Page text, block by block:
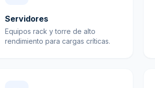
Servidores
Equipos rack y torre de alto
rendimiento para cargas críticas.